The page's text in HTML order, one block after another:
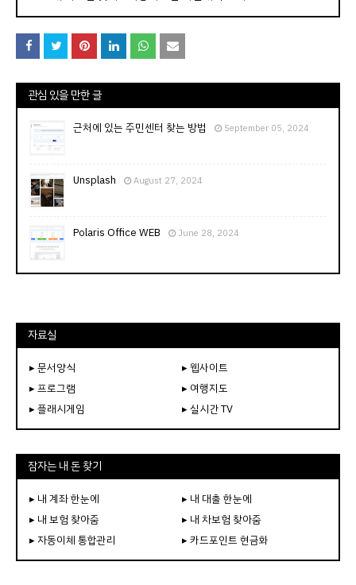
관심 있을 만한 글
근처에 있는 주민센터 찾는 방법 September 05, 2024
Unsplash August 27, 2024
Polaris Office WEB June 28, 2024
자료실
▸ 문서양식
▸ 웹사이트
▸ 프로그램
▸ 여행지도
▸ 플래시게임
▸ 실시간 TV
잠자는 내 돈 찾기
▸ 내 계좌 한눈에
▸ 내 대출 한눈에
▸ 내 보험 찾아줌
▸ 내 차보험 찾아줌
▸ 자동이체 통합관리
▸ 카드포인트 현금화